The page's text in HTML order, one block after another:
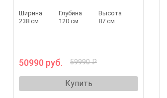
Ширина
238 см.
Глубина
120 см.
Высота
87 см.
50990 руб. 59990 ₽
Купить